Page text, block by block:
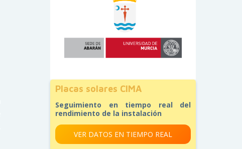
Placas solares CIMA
Seguimiento en tiempo real del
rendimiento de la instalación
VER DATOS EN TIEMPO REAL